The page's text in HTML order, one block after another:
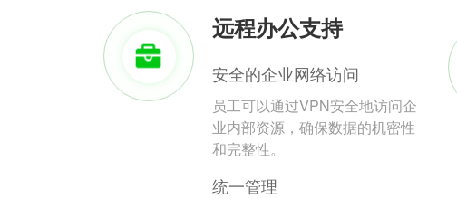
远程办公支持
安全的企业网络访问
员工可以通过VPN安全地访问企
业内部资源，确保数据的机密性
和完整性。
统一管理